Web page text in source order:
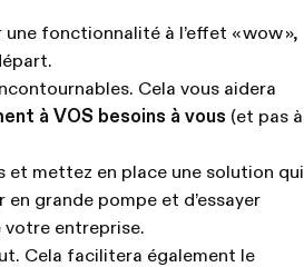
fonctionnalité à l’effet « wow »,
Cela vous aidera
à VOS besoins à vous (et pas à
et mettez en place une solution qui
en grande pompe et d’essayer
votre entreprise.
Cela facilitera également le